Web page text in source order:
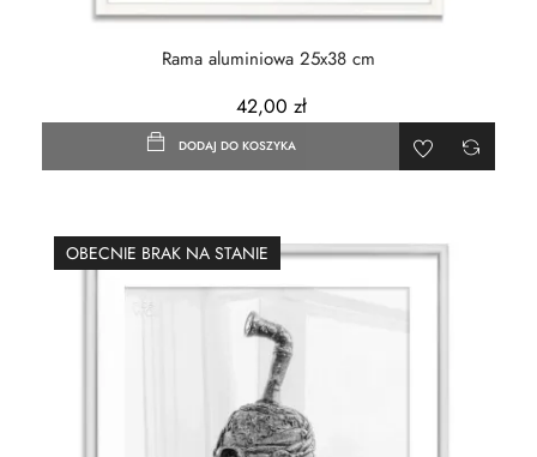
Rama aluminiowa 25x38 cm
42,00 zł
DODAJ DO KOSZYKA
OBECNIE BRAK NA STANIE